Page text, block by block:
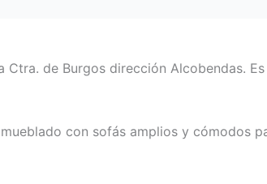
de Burgos dirección Alcobendas.
con sofás amplios y cómodos